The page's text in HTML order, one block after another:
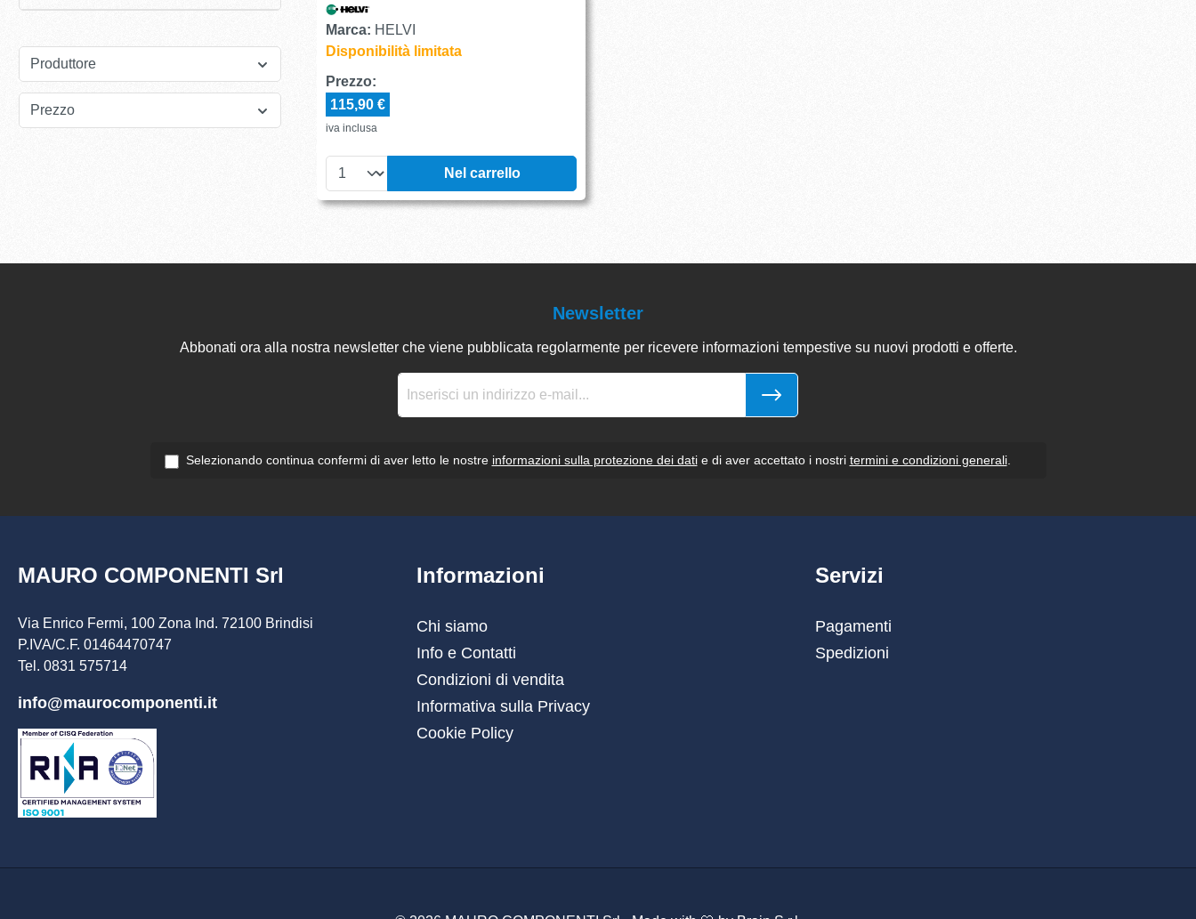
Produttore
Prezzo
Marca: HELVI
Disponibilità limitata
Prezzo:
115,90 €
iva inclusa
Nel carrello
Newsletter
Abbonati ora alla nostra newsletter che viene pubblicata regolarmente per ricevere informazioni tempestive su nuovi prodotti e offerte.
Selezionando continua confermi di aver letto le nostre informazioni sulla protezione dei datie di aver accettato i nostri termini e condizioni generali.
MAURO COMPONENTI Srl
Via Enrico Fermi, 100 Zona Ind. 72100 Brindisi
P.IVA/C.F. 01464470747
Tel. 0831 575714
info@maurocomponenti.it
Informazioni
Chi siamo
Info e Contatti
Condizioni di vendita
Informativa sulla Privacy
Cookie Policy
Servizi
Pagamenti
Spedizioni